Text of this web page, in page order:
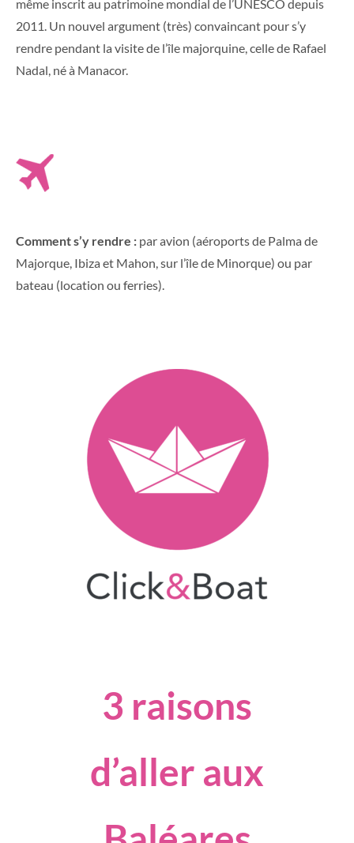
même inscrit au patrimoine mondial de l’UNESCO depuis
2011. Un nouvel argument (très) convaincant pour s’y
rendre pendant la visite de l’île majorquine, celle de Rafael
Nadal, né à Manacor.
Comment s’y rendre : par avion (aéroports de Palma de
Majorque, Ibiza et Mahon, sur l’île de Minorque) ou par
bateau (location ou ferries).
3 raisons
d’aller aux